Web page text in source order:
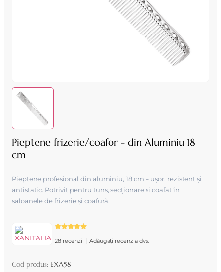
Pieptene frizerie/coafor - din Aluminiu 18
cm
Pieptene profesional din aluminiu, 18 cm – ușor, rezistent și
antistatic. Potrivit pentru tuns, secționare și coafat în
saloanele de frizerie și coafură.
28 recenzii Adăugați recenzia dvs.
Cod produs: EXA58